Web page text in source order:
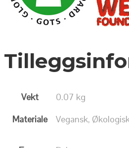
Vekt
0.07 kg
Materiale
Vegansk,